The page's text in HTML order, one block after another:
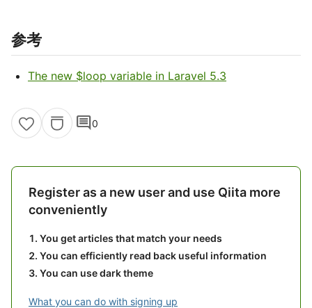
参考
The new $loop variable in Laravel 5.3
comment0
Register as a new user and use Qiita more
conveniently
You get articles that match your needs
You can efficiently read back useful information
You can use dark theme
What you can do with signing up